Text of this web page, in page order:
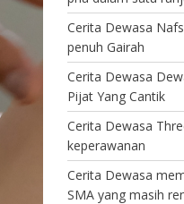
Cerita Dewasa
penuh Gairah
Cerita Dewasa
Pijat Yang Cantik
Cerita Dewasa
keperawanan
Cerita Dewasa
SMA yang masih